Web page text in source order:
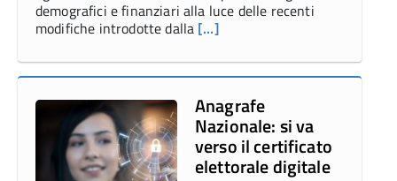
demografici e finanziari alla luce delle recenti
modifiche introdotte dalla […]
Anagrafe
Nazionale: si va
verso il certificato
elettorale digitale